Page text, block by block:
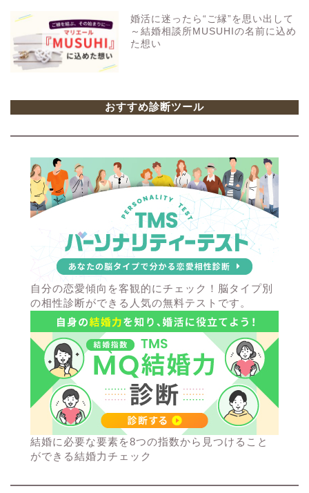
婚活に迷ったら“ご縁”を思い出して
～結婚相談所MUSUHIの名前に込め
た想い
おすすめ診断ツール
自分の恋愛傾向を客観的にチェック！脳タイプ別
の相性診断ができる人気の無料テストです。
結婚に必要な要素を8つの指数から見つけること
ができる結婚力チェック